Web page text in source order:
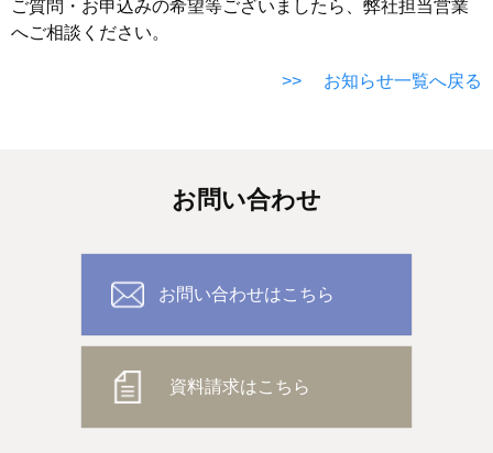
ご質問・お申込みの希望等ございましたら、弊社担当営業
へご相談ください。
>> お知らせ一覧へ戻る
お問い合わせ
お問い合わせはこちら
資料請求はこちら